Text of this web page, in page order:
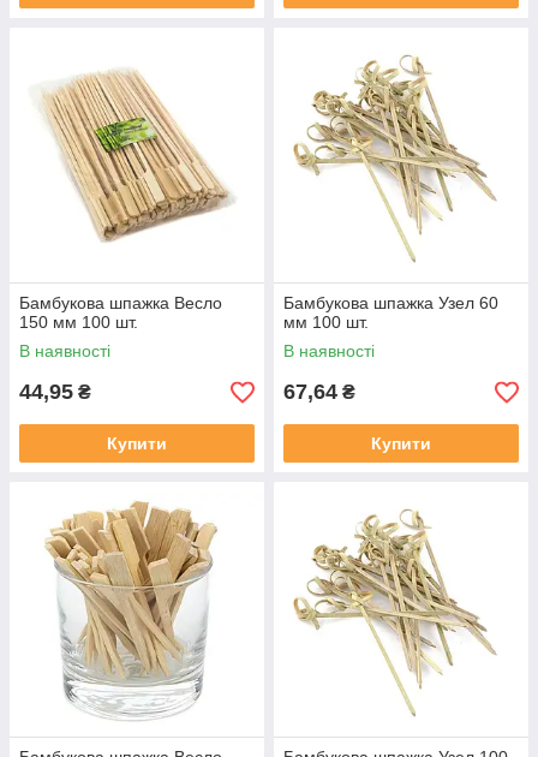
Бамбукова шпажка Весло
150 мм 100 шт.
В наявності
44,95 ₴
Купити
Бамбукова шпажка Узел 60
мм 100 шт.
В наявності
67,64 ₴
Купити